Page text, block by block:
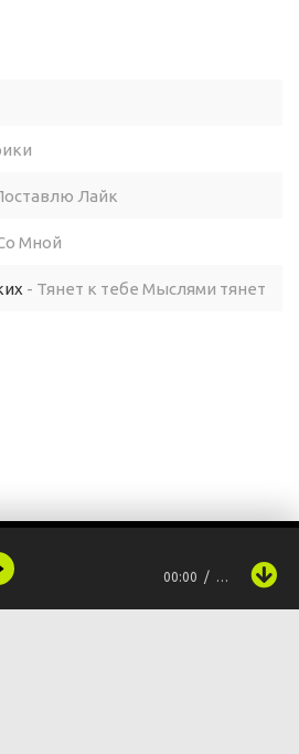
Лайк
Мной
- Тянет к тебе Мыслями тянет
00:00